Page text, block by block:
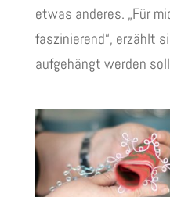
etwas anderes. „Für
faszinierend“, erzählt
aufgehängt werden